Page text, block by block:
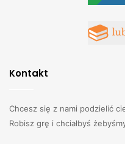
Kontakt
Chcesz się z nami podzielić
Robisz grę i chciałbyś